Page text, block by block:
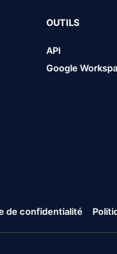
OUTILS
API
Google
de confidentialité